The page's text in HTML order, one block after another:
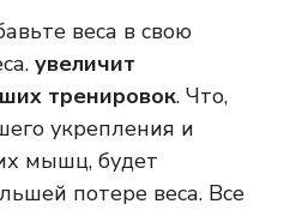
веса в свою
увеличит
тренировок. Что,
укрепления и
мышц, будет
потере веса. Все